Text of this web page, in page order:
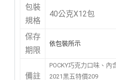
包裝
規格
40公克X12包
保存
期限
依包裝所示
備註
POCKY巧克力口味、
2021黑五特價209